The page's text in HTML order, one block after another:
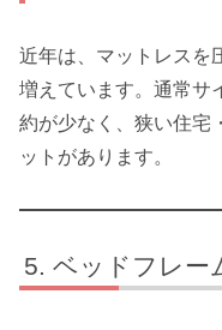
近年は、マットレスを
増えています。通常サ
約が少なく、狭い住宅
ットがあります。
ベッドフレー